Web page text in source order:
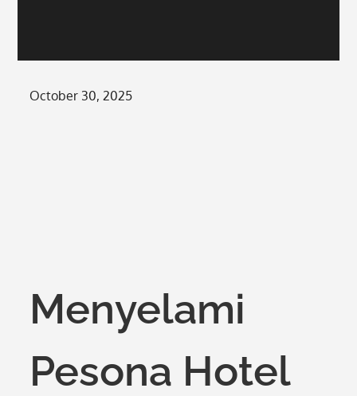
Posted
October 30, 2025
Menyelami
Pesona Hotel